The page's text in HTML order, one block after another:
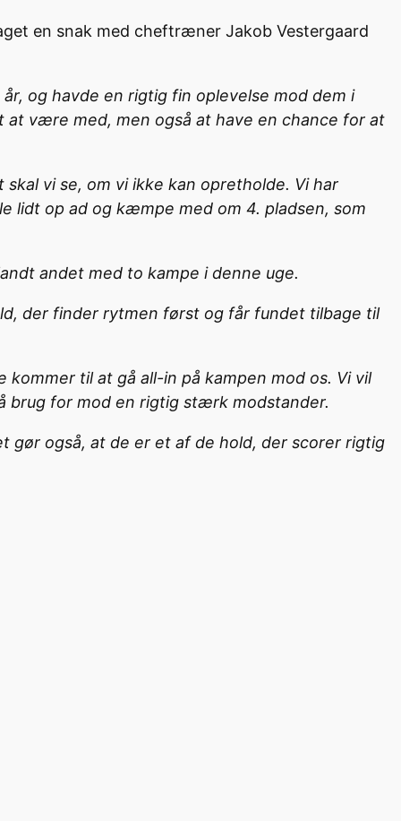
en snak med cheftræner Jakob Vestergaard
og havde en rigtig fin oplevelse mod dem i
at være med, men også at have en chance for at
vi se, om vi ikke kan opretholde. Vi har
lidt op ad og kæmpe med om 4. pladsen, som
andet med to kampe i denne uge.
der finder rytmen først og får fundet tilbage til
til at gå all-in på kampen mod os. Vi vil
brug for mod en rigtig stærk modstander.
gør også, at de er et af de hold, der scorer rigtig